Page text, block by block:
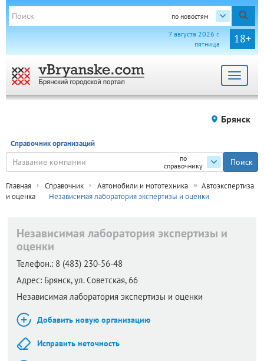
по новостям
18+
7 августа 2026 г.
пятница
Toggle
Брянск
Справочник организаций
по
справочнику
Главная Справочник Автомобили и мототехника
Автоэкспертиза
и оценка
Независимая лаборатория экспертизы и оценки
Независимая лаборатория экспертизы и
оценки
Телефон.: 8 (483) 230-56-48
Адрес: Брянск,ул. Советская, 66
Независимая лаборатория экспертизы и оценки
Добавить новую организацию
Исправить неточность